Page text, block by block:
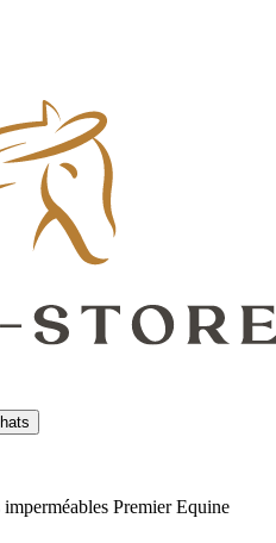
Premier Equine